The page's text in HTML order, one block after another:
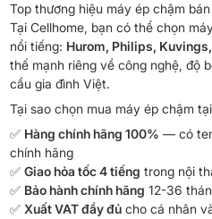
Top thương hiệu máy ép chậm
Tại Cellhome, bạn có thể chọn
nổi tiếng: Hurom, Philips,
thế mạnh riêng về công nghệ, độ
cầu gia đình Việt.
Tại sao chọn mua máy ép chậm
✅ Hàng chính hãng 100% — có
chính hãng
✅ Giao hỏa tốc 4 tiếng trong nội
✅ Bảo hành chính hãng 12-36
✅ Xuất VAT đầy đủcho cá nhân